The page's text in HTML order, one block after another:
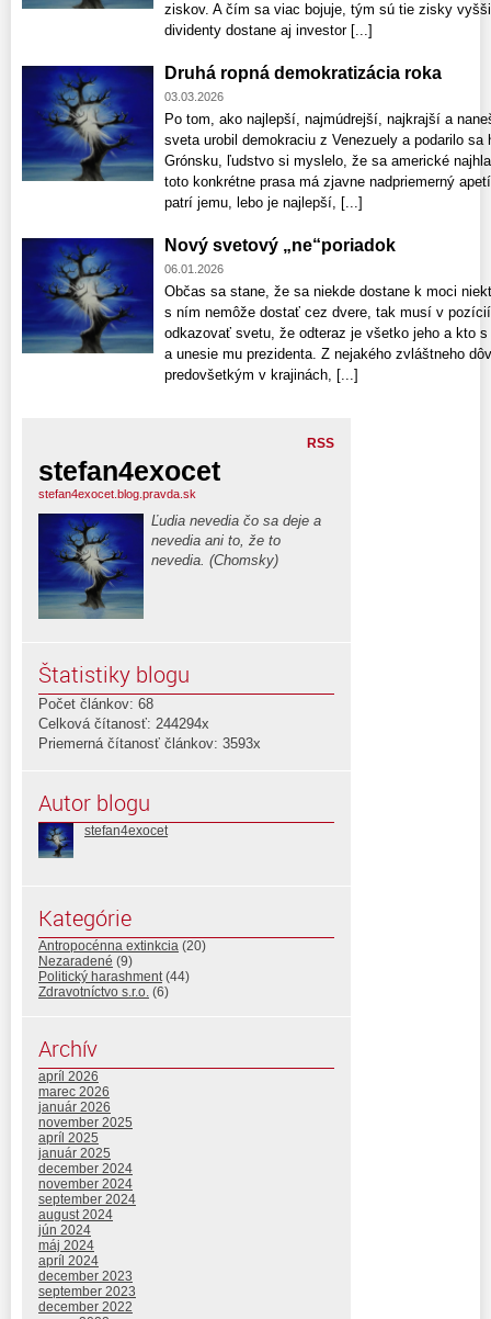
ziskov. A čím sa viac bojuje, tým sú tie zisky
dividenty dostane aj investor [...]
Druhá ropná demokratizácia roka
03.03.2026
Po tom, ako najlepší, najmúdrejší, najkrajší a
sveta urobil demokraciu z Venezuely a podarilo
Grónsku, ľudstvo si myslelo, že sa americké
toto konkrétne prasa má zjavne nadpriemerný
patrí jemu, lebo je najlepší, [...]
Nový svetový „ne“poriadok
06.01.2026
Občas sa stane, že sa niekde dostane k moci
s ním nemôže dostať cez dvere, tak musí v
odkazovať svetu, že odteraz je všetko jeho a kto
a unesie mu prezidenta. Z nejakého zvláštneho
predovšetkým v krajinách, [...]
RSS
stefan4exocet
stefan4exocet.blog.pravda.sk
Ľudia nevedia čo sa deje a
nevedia ani to, že to
nevedia. (Chomsky)
Štatistiky blogu
Počet článkov: 68
Celková čítanosť: 244294x
Priemerná čítanosť článkov: 3593x
Autor blogu
stefan4exocet
Kategórie
Antropocénna extinkcia (20)
Nezaradené (9)
Politický harashment(44)
Zdravotníctvo s.r.o. (6)
Archív
apríl 2026
marec 2026
január 2026
november 2025
apríl 2025
január 2025
december 2024
november 2024
september 2024
august 2024
jún 2024
máj 2024
apríl 2024
december 2023
september 2023
december 2022